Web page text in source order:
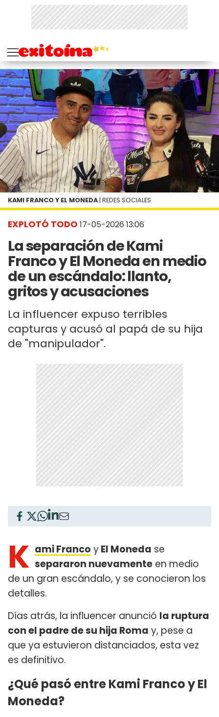
EXPLOTÓ TODO 17-05-2026 13:06
La separación de Kami
Franco y El Moneda en medio
de un escándalo: llanto,
gritos y acusaciones
La influencer expuso terribles
capturas y acusó al papá de su hija
de "manipulador".
KAMI FRANCO Y EL MONEDA | REDES SOCIALES
K ami Franco yEl Moneda se
separaron nuevamente en medio
de un gran escándalo, y se conocieron los
detalles.
Días atrás, la influencer anunció la ruptura
con el padre de su hija Roma y, pese a
que ya estuvieron distanciados, esta vez
es definitivo.
¿Qué pasó entre Kami Franco y El
Moneda?